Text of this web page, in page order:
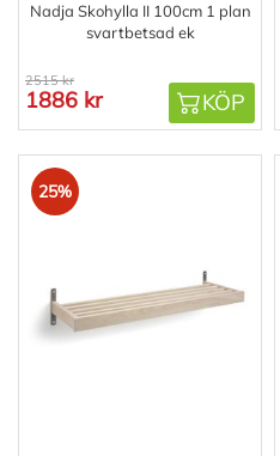
Nadja Skohylla II 100cm 1 plan
svartbetsad ek
2515 kr
1886 kr KÖP
25%